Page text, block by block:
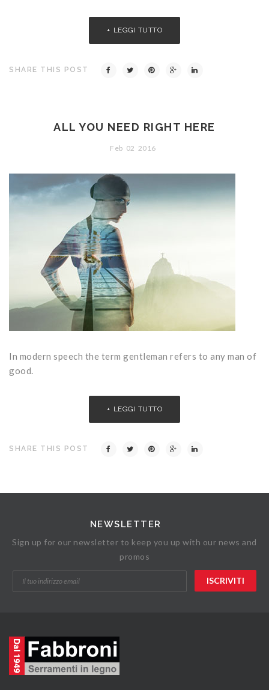
LEGGI TUTTO
SHARE THIS POST
ALL YOU NEED RIGHT HERE
Feb 02 2016
In modern speech the term gentleman refers to any man of
good.
LEGGI TUTTO
SHARE THIS POST
NEWSLETTER
Sign up for our newsletter to keep you up with our news and
promos